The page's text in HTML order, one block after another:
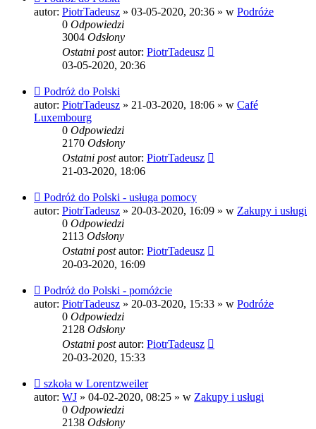
post
autor: PiotrTadeusz » 03-05-2020, 20:36 » w Podróże
0 Odpowiedzi
3004 Odsłony
Ostatni postautor: PiotrTadeusz
03-05-2020, 20:36
Nowy
post
Podróż do Polski
autor: PiotrTadeusz » 21-03-2020, 18:06 » w Café
Luxembourg
0 Odpowiedzi
2170 Odsłony
Ostatni postautor: PiotrTadeusz
21-03-2020, 18:06
Nowy
post
Podróż do Polski - usługa pomocy
autor: PiotrTadeusz » 20-03-2020, 16:09 » w Zakupy i usługi
0 Odpowiedzi
2113 Odsłony
Ostatni postautor: PiotrTadeusz
20-03-2020, 16:09
Nowy
post
Podróż do Polski - pomóżcie
autor: PiotrTadeusz » 20-03-2020, 15:33 » w Podróże
0 Odpowiedzi
2128 Odsłony
Ostatni postautor: PiotrTadeusz
20-03-2020, 15:33
Nowy
post
szkoła w Lorentzweiler
autor: WJ » 04-02-2020, 08:25 » w Zakupy i usługi
0 Odpowiedzi
2138 Odsłony